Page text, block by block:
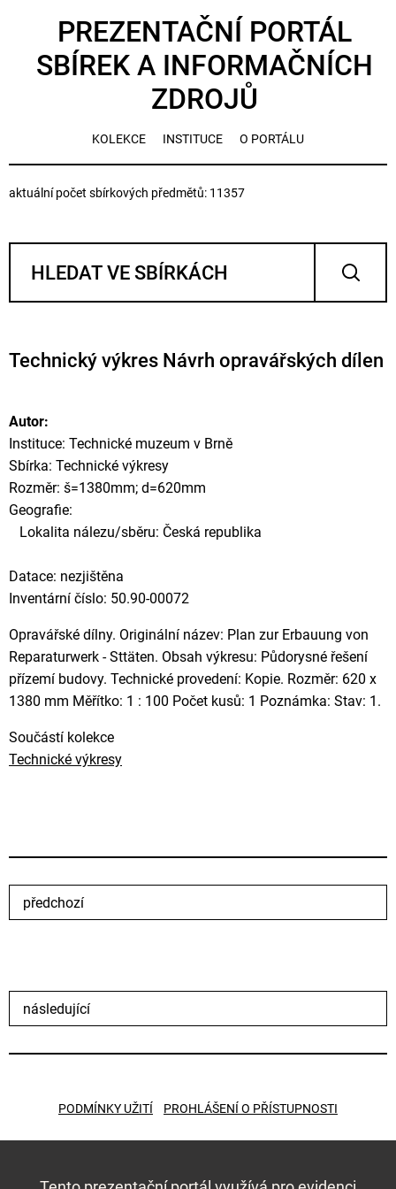
PREZENTAČNÍ PORTÁL
SBÍREK A INFORMAČNÍCH
ZDROJŮ
KOLEKCE INSTITUCE O PORTÁLU
aktuální počet sbírkových předmětů: 11357
Technický výkres Návrh opravářských dílen
Autor:
Instituce: Technické muzeum v Brně
Sbírka: Technické výkresy
Rozměr: š=1380mm; d=620mm
Geografie:
Lokalita nálezu/sběru: Česká republika
Datace: nezjištěna
Inventární číslo: 50.90-00072
Opravářské dílny. Originální název: Plan zur Erbauung von
Reparaturwerk - Sttäten. Obsah výkresu: Půdorysné řešení
přízemí budovy. Technické provedení: Kopie. Rozměr: 620 x
1380 mm Měřítko: 1 : 100 Počet kusů: 1 Poznámka: Stav: 1.
Součástí kolekce
Technické výkresy
předchozí
následující
PODMÍNKY UŽITÍ PROHLÁŠENÍ O PŘÍSTUPNOSTI